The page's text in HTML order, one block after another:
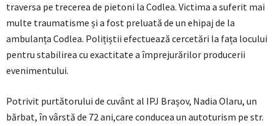
traversa pe trecerea de pietoni la Codlea. Victima a suferit mai
multe traumatisme și a fost preluată de un ehipaj de la
ambulanța Codlea. Polițiștii efectuează cercetări la fața locului
pentru stabilirea cu exactitate a împrejurărilor producerii
evenimentului.
Potrivit purtătorului de cuvânt al IPJ Brașov, Nadia Olaru, un
bărbat, în vârstă de 72 ani,care conducea un autoturism pe str.